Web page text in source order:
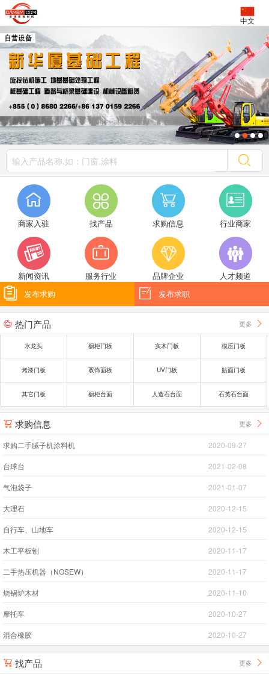
中文

商家入驻

找产品

求购信息

行业商家

新闻资讯

服务行业

品牌企业

人才频道
 发布求购  发布求职
 热门产品 更多 
水龙头 橱柜门板 实木门板 模压门板
烤漆门板 双饰面板 UV门板 贴面门板
其它门板 橱柜台面 人造石台面 石英石台面
 求购信息 更多 
求购二手腻子机涂料机 2020-09-27
台球台 2021-02-08
气泡袋子 2021-01-07
大理石 2020-12-15
自行车、山地车 2020-12-15
木工平板刨 2020-11-17
二手热压机器（NOSEW） 2020-11-17
烧锅炉木材 2020-11-10
摩托车 2020-10-27
混合橡胶 2020-10-27
 找产品 更多 